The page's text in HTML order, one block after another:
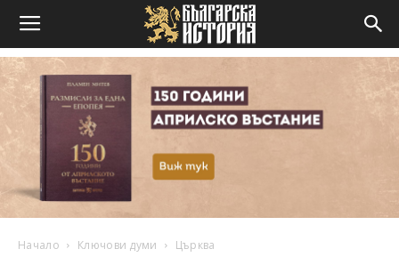
Начало Ключови думи Църква